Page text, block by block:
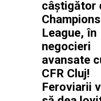
câștigător
Champions
League, în
negocieri
avansate
CFR Cluj!
Feroviarii